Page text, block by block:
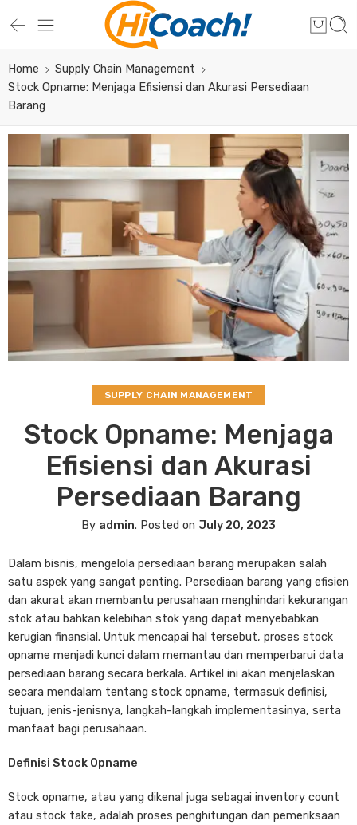
Home
Supply Chain Management
Stock Opname: Menjaga Efisiensi dan Akurasi Persediaan
Barang
SUPPLY CHAIN MANAGEMENT
Stock Opname: Menjaga
Efisiensi dan Akurasi
Persediaan Barang
By admin. Posted on July 20, 2023
Dalam bisnis, mengelola persediaan barang merupakan salah
satu aspek yang sangat penting. Persediaan barang yang efisien
dan akurat akan membantu perusahaan menghindari kekurangan
stok atau bahkan kelebihan stok yang dapat menyebabkan
kerugian finansial. Untuk mencapai hal tersebut, proses stock
opname menjadi kunci dalam memantau dan memperbarui data
persediaan barang secara berkala. Artikel ini akan menjelaskan
secara mendalam tentang stock opname, termasuk definisi,
tujuan, jenis-jenisnya, langkah-langkah implementasinya, serta
manfaat bagi perusahaan.
Definisi Stock Opname
Stock opname, atau yang dikenal juga sebagai inventory count
atau stock take, adalah proses penghitungan dan pemeriksaan